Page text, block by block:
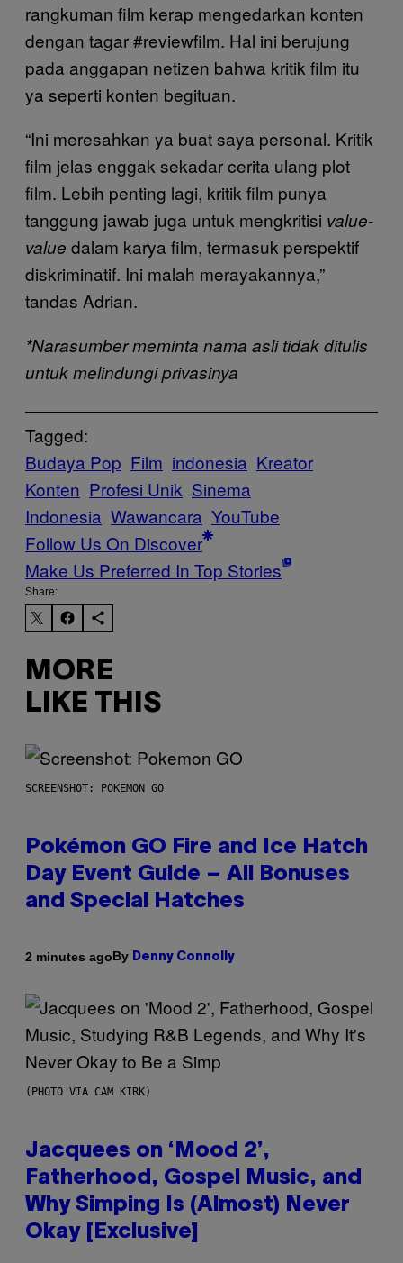
rangkuman film kerap mengedarkan konten
dengan tagar #reviewfilm. Hal ini berujung
pada anggapan netizen bahwa kritik film itu
ya seperti konten begituan.
“Ini meresahkan ya buat saya personal. Kritik
film jelas enggak sekadar cerita ulang plot
film. Lebih penting lagi, kritik film punya
tanggung jawab juga untuk mengkritisi value-
value dalam karya film, termasuk perspektif
diskriminatif. Ini malah merayakannya,”
tandas Adrian.
*Narasumber meminta nama asli tidak ditulis
untuk melindungi privasinya
Tagged:
Budaya Pop Film indonesia Kreator
Konten Profesi Unik Sinema
Indonesia Wawancara YouTube
Follow Us On Discover
Make Us Preferred In Top Stories
Share:
MORE
LIKE THIS
SCREENSHOT: POKEMON GO
Pokémon GO Fire and Ice Hatch
Day Event Guide – All Bonuses
and Special Hatches
2 minutes agoBy Denny Connolly
(PHOTO VIA CAM KIRK)
Jacquees on ‘Mood 2’,
Fatherhood, Gospel Music, and
Why Simping Is (Almost) Never
Okay [Exclusive]